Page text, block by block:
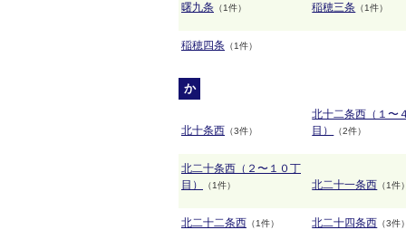
曙九条 （1件） 稲穂三条 （1件）
稲穂四条 （1件）
か
北十条西 （3件）
北十二条西（１〜
目）
（2件）
北二十条西（２〜１０丁
目）
（1件） 北二十一条西 （1件）
北二十二条西 （1件） 北二十四条西 （3件）